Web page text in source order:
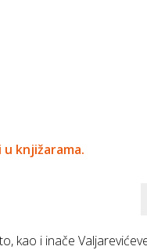
knjižarama.
kao i inače